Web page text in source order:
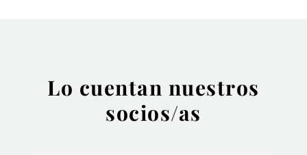
Lo cuentan nuestros
socios/as